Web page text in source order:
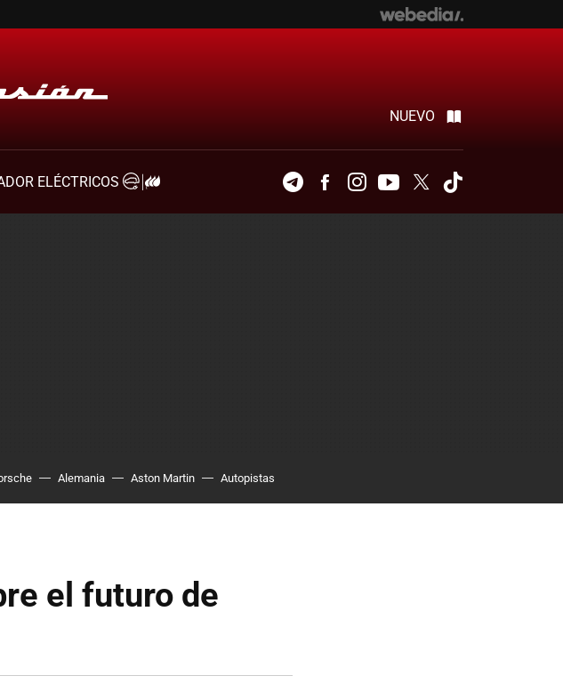
NUEVO
ELÉCTRICOS
TelegramFacebookInstagramYoutubeTwitter
Alemania Aston Martin Autopistas
el futuro de